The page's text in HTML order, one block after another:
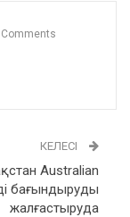
Comments
КЕЛЕСІ
Australian
бағындыруды
жалғастыруда